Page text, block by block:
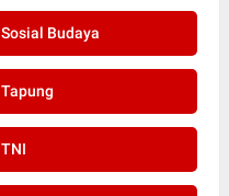
Sosial Budaya
Tapung
TNI